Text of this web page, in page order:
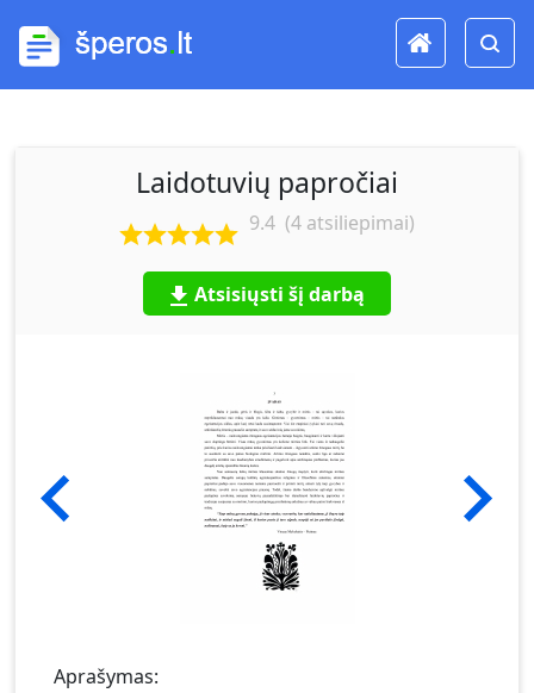
Laidotuvių papročiai
9.4 (4 atsiliepimai)
Atsisiųsti šį darbą
Aprašymas: